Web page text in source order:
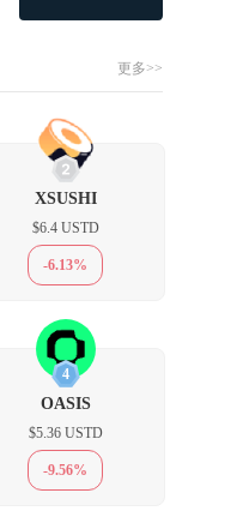
更多>>
2
XSUSHI
$6.4 USTD
-6.13%
4
OASIS
$5.36 USTD
-9.56%